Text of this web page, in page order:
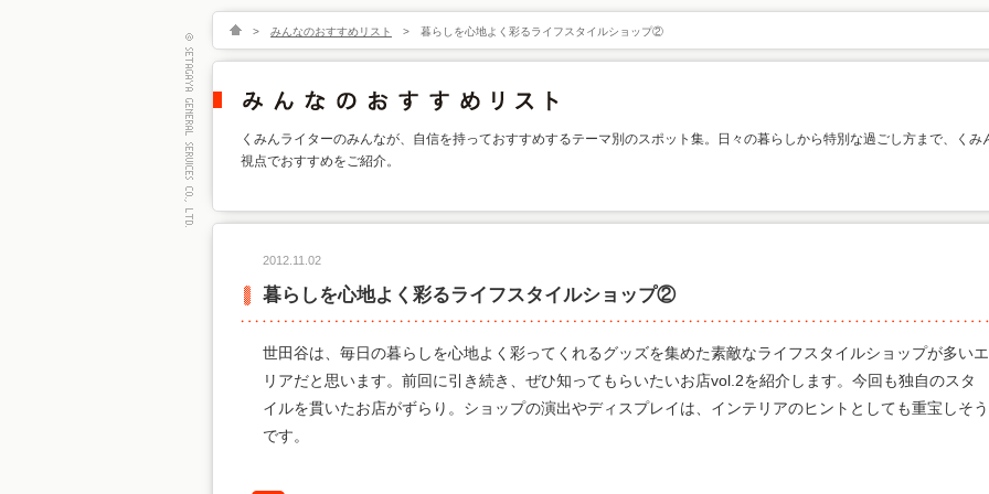
> みんなのおすすめリスト > 暮らしを心地よく彩るライフスタイルショップ②
くみんライターのみんなが、自信を持っておすすめするテーマ別のスポット集。日々の暮らしから特別な過ごし方まで、くみ
視点でおすすめをご紹介。
2012.11.02
暮らしを心地よく彩るライフスタイルショップ②
世田谷は、毎日の暮らしを心地よく彩ってくれるグッズを集めた素敵なライフスタイルショップが多いエ
リアだと思います。前回に引き続き、ぜひ知ってもらいたいお店vol.2を紹介します。今回も独自のスタ
イルを貫いたお店がずらり。ショップの演出やディスプレイは、インテリアのヒントとしても重宝しそう
です。